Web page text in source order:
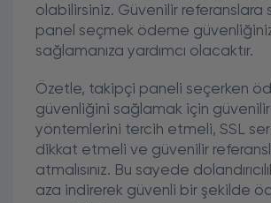
olabilirsiniz. Güvenilir referanslara
panel seçmek ödeme
sağlamanıza yardımcı olacaktır.
Özetle, takipçi paneli seçerken
güvenliğini sağlamak için
yöntemlerini tercih etmeli, SSL
dikkat etmeli ve güvenilir
atmalısınız. Bu sayede
aza indirerek güvenli bir şekilde